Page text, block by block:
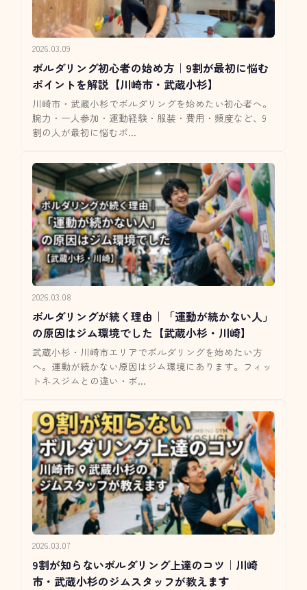
2026.03.09
ボルダリング初心者の始め方｜9割が最初に悩む
ポイントを解説【川崎市・武蔵小杉】
川崎市・武蔵小杉でボルダリングを始めたい初心者へ。
腕力・一人参加・運動経験・服装・費用・頻度など、9
割の人が最初に悩むポ...
2026.03.08
ボルダリングが続く理由｜「運動が続かない人」
の原因はジム環境でした【武蔵小杉・川崎】
武蔵小杉・川崎市エリアでボルダリングを始めたい方
へ。運動が続かない原因はジム環境にあります。フィッ
トネスジムとの違い・ボ...
2026.03.07
9割が知らないボルダリング上達のコツ｜川崎
市・武蔵小杉のジムスタッフが教えます